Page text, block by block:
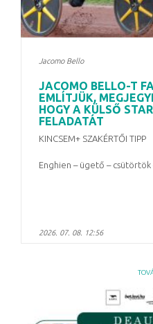
Jacomo Bello
JACOMO BELLO-T
EMLÍTJÜK,
HOGY A KÜLSŐ
FELADATÁT
KINCSEM+ SZAKÉRTŐI TIPP
Enghien – ügető – csütörtök
2026. 07. 08. 12:56